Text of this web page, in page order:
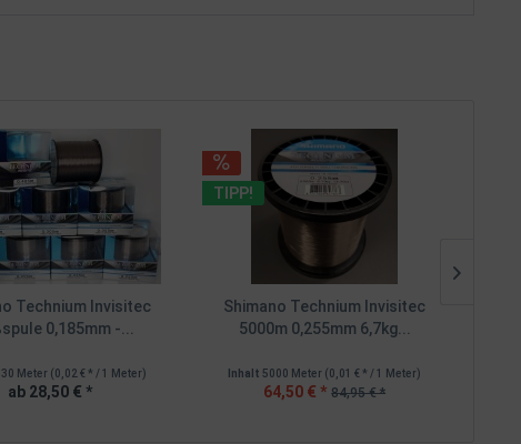
Technium Invisitec
0,185mm -...
Meter (0,02 € * / 1 Meter)
ab 28,50 € *
TIPP!
Shimano Technium Invisitec
5000m 0,255mm 6,7kg...
Inhalt 5000 Meter (0,01 € * / 1 Meter)
64,50 € * 84,95 € *